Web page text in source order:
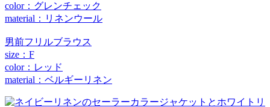
color：グレンチェック
material：リネンウール
男前フリルブラウス
size：F
color：レッド
material：ベルギーリネン